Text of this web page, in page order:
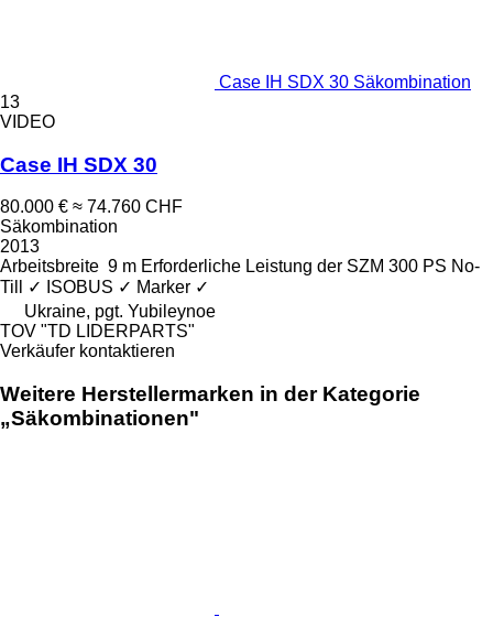
Case IH SDX 30 Säkombination
13
VIDEO
Case IH SDX 30
80.000 € ≈ 74.760 CHF
Säkombination
2013
Arbeitsbreite 9 m Erforderliche Leistung der SZM 300 PS No-
Till
✓ ISOBUS ✓ Marker ✓
Ukraine, pgt. Yubileynoe
TOV "TD LIDERPARTS"
Verkäufer kontaktieren
Weitere Herstellermarken in der Kategorie
„Säkombinationen"